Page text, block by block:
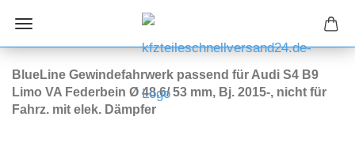
BlueLine Gewindefahrwerk passend für Audi S4 B9
Limo VA Federbein Ø 48,6/ 53 mm, Bj. 2015-, nicht für
Fahrz. mit elek. Dämpfer